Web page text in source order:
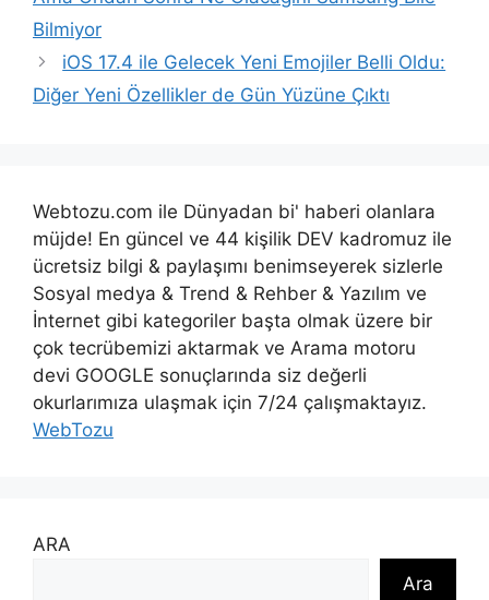
Bilmiyor
iOS 17.4 ile Gelecek Yeni Emojiler Belli Oldu:
Diğer Yeni Özellikler de Gün Yüzüne Çıktı
Webtozu.com ile Dünyadan bi' haberi olanlara
müjde! En güncel ve 44 kişilik DEV kadromuz ile
ücretsiz bilgi & paylaşımı benimseyerek sizlerle
Sosyal medya & Trend & Rehber & Yazılım ve
İnternet gibi kategoriler başta olmak üzere bir
çok tecrübemizi aktarmak ve Arama motoru
devi GOOGLE sonuçlarında siz değerli
okurlarımıza ulaşmak için 7/24 çalışmaktayız.
WebTozu
ARA
Ara